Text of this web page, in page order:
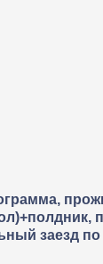
заезд по